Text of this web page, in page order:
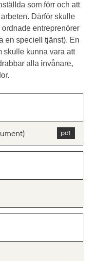
som förr och att
Därför skulle
entreprenörer
en speciell tjänst). En
skulle kunna vara att
alla invånare,